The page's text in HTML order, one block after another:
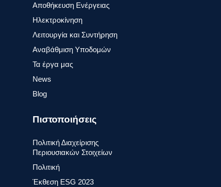
Αποθήκευση Ενέργειας
Ηλεκτροκίνηση
Λειτουργία και Συντήρηση
Αναβάθμιση Υποδομών
Τα έργα μας
News
Blog
Πιστοποιήσεις
Πολιτική Διαχείρισης
Περιουσιακών Στοιχείων
Πολιτική
Έκθεση ESG 2023